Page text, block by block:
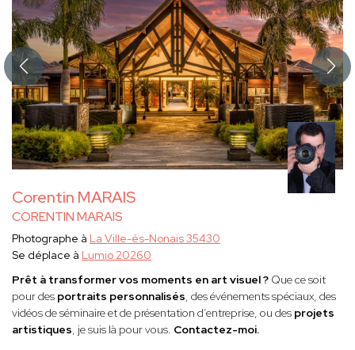
Corentin MARAIS
CORENTIN MARAIS
Photographe à La Ville-és-Nonais 35430
Se déplace à Lumio 20260
Prêt à transformer vos moments en art visuel ? Que ce soit
pour des portraits personnalisés, des événements spéciaux, des
vidéos de séminaire et de présentation d’entreprise, ou des projets
artistiques, je suis là pour vous. Contactez-moi.